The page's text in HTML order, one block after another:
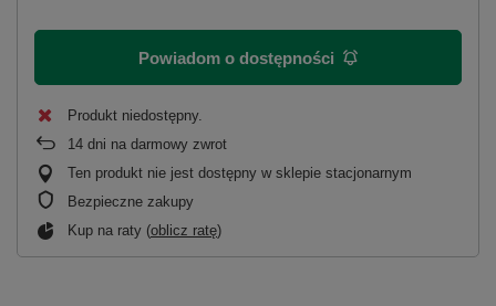
Powiadom o dostępności
Produkt niedostępny
14 dni na darmowy zwrot
Ten produkt nie jest dostępny w sklepie stacjonarnym
Bezpieczne zakupy
Kup na raty (oblicz ratę)